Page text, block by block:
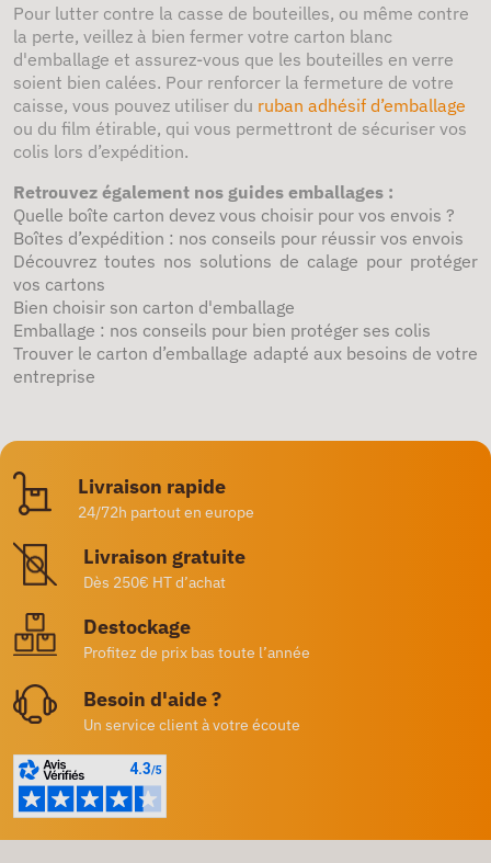
Pour lutter contre la casse de bouteilles, ou même contre
la perte, veillez à bien fermer votre carton blanc
d'emballage et assurez-vous que les bouteilles en verre
soient bien calées. Pour renforcer la fermeture de votre
caisse, vous pouvez utiliser du ruban adhésif d’emballage
ou du film étirable, qui vous permettront de sécuriser vos
colis lors d’expédition.
Retrouvez également nos guides emballages :
Quelle boîte carton devez vous choisir pour vos envois ?
Boîtes d’expédition : nos conseils pour réussir vos envois
Découvrez toutes nos solutions de calage pour protéger
vos cartons
Bien choisir son carton d'emballage
Emballage : nos conseils pour bien protéger ses colis
Trouver le carton d’emballage adapté aux besoins de votre
entreprise
Livraison rapide
24/72h partout en europe
Livraison gratuite
Dès 250€ HT d’achat
Destockage
Profitez de prix bas toute l’année
Besoin d'aide ?
Un service client à votre écoute